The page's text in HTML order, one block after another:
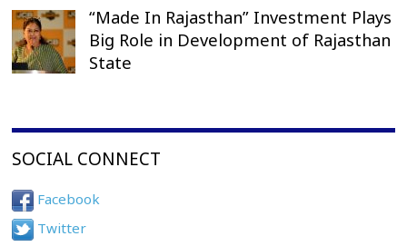
“Made In Rajasthan” Investment Plays
Big Role in Development of Rajasthan
State
SOCIAL CONNECT
Facebook
Twitter